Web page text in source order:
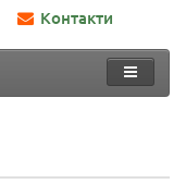
Контакти